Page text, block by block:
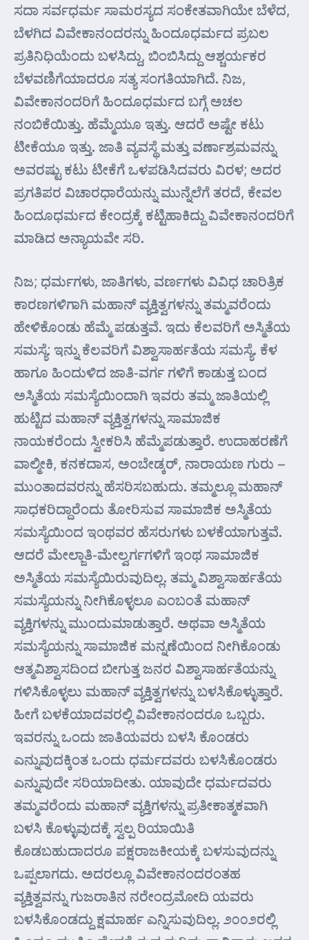
ಸದಾ ಸರ್ವಧರ್ಮ ಸಾಮರಸ್ಯದ ಸಂಕೇತವಾಗಿಯೇ ಬೆಳೆದ,
ಬೆಳಗಿದ ವಿವೇಕಾನಂದರನ್ನು ಹಿಂದೂಧರ್ಮದ ಪ್ರಬಲ
ಪ್ರತಿನಿಧಿಯೆಂದು ಬಳಸಿದ್ದು, ಬಿಂಬಿಸಿದ್ದು ಆಶ್ಚರ್ಯಕರ
ಬೆಳವಣಿಗೆಯಾದರೂ ಸತ್ಯ ಸಂಗತಿಯಾಗಿದೆ. ನಿಜ,
ವಿವೇಕಾನಂದರಿಗೆ ಹಿಂದೂಧರ್ಮದ ಬಗ್ಗೆ ಅಚಲ
ನಂಬಿಕೆಯಿತ್ತು. ಹೆಮ್ಮೆಯೂ ಇತ್ತು. ಆದರೆ ಅಷ್ಟೇ ಕಟು
ಟೀಕೆಯೂ ಇತ್ತು. ಜಾತಿ ವ್ಯವಸ್ಥೆ ಮತ್ತು ವರ್ಣಾಶ್ರಮವನ್ನು
ಅವರಷ್ಟು ಕಟು ಟೀಕೆಗೆ ಒಳಪಡಿಸಿದವರು ವಿರಳ; ಅದರ
ಪ್ರಗತಿಪರ ವಿಚಾರಧಾರೆಯನ್ನು ಮುನ್ನೆಲೆಗೆ ತರದೆ, ಕೇವಲ
ಹಿಂದೂಧರ್ಮದ ಕೇಂದ್ರಕ್ಕೆ ಕಟ್ಟಿಹಾಕಿದ್ದು ವಿವೇಕಾನಂದರಿಗೆ
ಮಾಡಿದ ಅನ್ಯಾಯವೇ ಸರಿ.
ನಿಜ; ಧರ್ಮಗಳು, ಜಾತಿಗಳು, ವರ್ಣಗಳು ವಿವಿಧ ಚಾರಿತ್ರಿಕ
ಕಾರಣಗಳಿಗಾಗಿ ಮಹಾನ್ ವ್ಯಕ್ತಿತ್ವಗಳನ್ನು ತಮ್ಮವರೆಂದು
ಹೇಳಿಕೊಂಡು ಹೆಮ್ಮೆ ಪಡುತ್ತವೆ. ಇದು ಕೆಲವರಿಗೆ ಅಸ್ಮಿತೆಯ
ಸಮಸ್ಯೆ: ಇನ್ನು ಕೆಲವರಿಗೆ ವಿಶ್ವಾಸಾರ್ಹತೆಯ ಸಮಸ್ಯೆ. ಕೆಳ
ಹಾಗೂ ಹಿಂದುಳಿದ ಜಾತಿ-ವರ್ಗ ಗಳಿಗೆ ಕಾಡುತ್ತ ಬಂದ
ಅಸ್ಮಿತೆಯ ಸಮಸ್ಯೆಯಿಂದಾಗಿ ಇವರು ತಮ್ಮ ಜಾತಿಯಲ್ಲಿ
ಹುಟ್ಟಿದ ಮಹಾನ್ ವ್ಯಕ್ತಿತ್ವಗಳನ್ನು ಸಾಮಾಜಿಕ
ನಾಯಕರೆಂದು ಸ್ವೀಕರಿಸಿ ಹೆಮ್ಮೆಪಡುತ್ತಾರೆ. ಉದಾಹರಣೆಗೆ
ವಾಲ್ಮೀಕಿ, ಕನಕದಾಸ, ಅಂಬೇಡ್ಕರ್, ನಾರಾಯಣ ಗುರು –
ಮುಂತಾದವರನ್ನು ಹೆಸರಿಸಬಹುದು. ತಮ್ಮಲ್ಲೂ ಮಹಾನ್
ಸಾಧಕರಿದ್ದಾರೆಂದು ತೋರಿಸುವ ಸಾಮಾಜಿಕ ಅಸ್ಮಿತೆಯ
ಸಮಸ್ಯೆಯಿಂದ ಇಂಥವರ ಹೆಸರುಗಳು ಬಳಕೆಯಾಗುತ್ತವೆ.
ಆದರೆ ಮೇಲ್ಜಾತಿ-ಮೇಲ್ವರ್ಗಗಳಿಗೆ ಇಂಥ ಸಾಮಾಜಿಕ
ಅಸ್ಮಿತೆಯ ಸಮಸ್ಯೆಯಿರುವುದಿಲ್ಲ. ತಮ್ಮ ವಿಶ್ವಾಸಾರ್ಹತೆಯ
ಸಮಸ್ಯೆಯನ್ನು ನೀಗಿಕೊಳ್ಳಲೂ ಎಂಬಂತೆ ಮಹಾನ್
ವ್ಯಕ್ತಿಗಳನ್ನು ಮುಂದುಮಾಡುತ್ತಾರೆ. ಅಥವಾ ಅಸ್ಮಿತೆಯ
ಸಮಸ್ಯೆಯನ್ನು ಸಾಮಾಜಿಕ ಮನ್ನಣೆಯಿಂದ ನೀಗಿಕೊಂಡು
ಆತ್ಮವಿಶ್ವಾಸದಿಂದ ಬೀಗುತ್ತ ಜನರ ವಿಶ್ವಾಸಾರ್ಹತೆಯನ್ನು
ಗಳಿಸಿಕೊಳ್ಳಲು ಮಹಾನ್ ವ್ಯಕ್ತಿತ್ವಗಳನ್ನು ಬಳಸಿಕೊಳ್ಳುತ್ತಾರೆ.
ಹೀಗೆ ಬಳಕೆಯಾದವರಲ್ಲಿ ವಿವೇಕಾನಂದರೂ ಒಬ್ಬರು.
ಇವರನ್ನು ಒಂದು ಜಾತಿಯವರು ಬಳಸಿ ಕೊಂಡರು
ಎನ್ನುವುದಕ್ಕಿಂತ ಒಂದು ಧರ್ಮದವರು ಬಳಸಿಕೊಂಡರು
ಎನ್ನುವುದೇ ಸರಿಯಾದೀತು. ಯಾವುದೇ ಧರ್ಮದವರು
ತಮ್ಮವರೆಂದು ಮಹಾನ್ ವ್ಯಕ್ತಿಗಳನ್ನು ಪ್ರತೀಕಾತ್ಮಕವಾಗಿ
ಬಳಸಿ ಕೊಳ್ಳುವುದಕ್ಕೆ ಸ್ವಲ್ಪ ರಿಯಾಯಿತಿ
ಕೊಡಬಹುದಾದರೂ ಪಕ್ಷರಾಜಕೀಯಕ್ಕೆ ಬಳಸುವುದನ್ನು
ಒಪ್ಪಲಾಗದು. ಅದರಲ್ಲೂ ವಿವೇಕಾನಂದರಂತಹ
ವ್ಯಕ್ತಿತ್ವವನ್ನು ಗುಜರಾತಿನ ನರೇಂದ್ರಮೋದಿ ಯವರು
ಬಳಸಿಕೊಂಡದ್ದು ಕ್ಷಮಾರ್ಹ ಎನ್ನಿಸುವುದಿಲ್ಲ. ೨೦೦೨ರಲ್ಲಿ